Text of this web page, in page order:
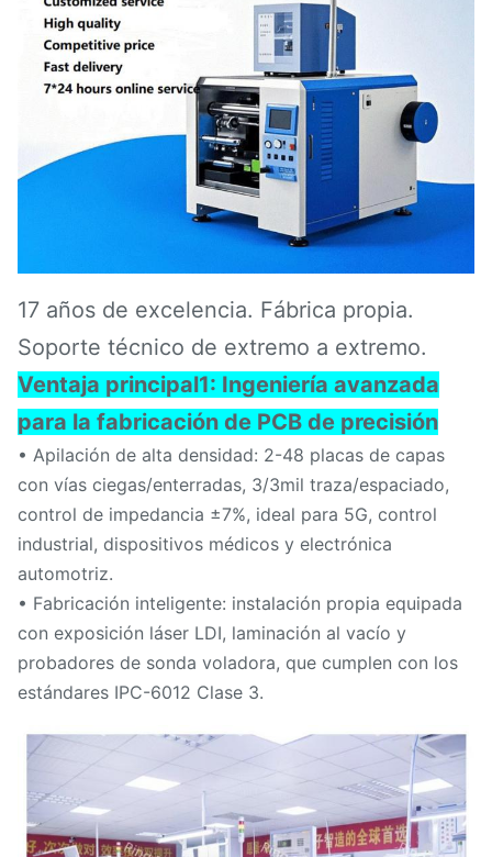
17 años de excelencia. Fábrica propia.
Soporte técnico de extremo a extremo.
Ventaja principal1: Ingeniería avanzada
para la fabricación de PCB de precisión
• Apilación de alta densidad: 2-48 placas de capas
con vías ciegas/enterradas, 3/3mil traza/espaciado,
control de impedancia ±7%, ideal para 5G, control
industrial, dispositivos médicos y electrónica
automotriz.
• Fabricación inteligente: instalación propia equipada
con exposición láser LDI, laminación al vacío y
probadores de sonda voladora, que cumplen con los
estándares IPC-6012 Clase 3.